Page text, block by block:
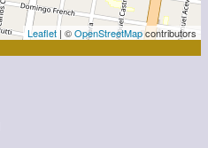
Leaflet | ©OpenStreetMapcontributors